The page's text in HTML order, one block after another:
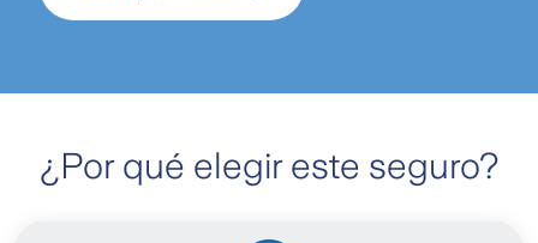
¿Por qué elegir este seguro?